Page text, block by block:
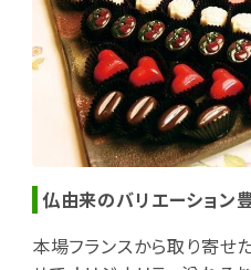
仏由来のバリエーション
本場フランスから取り寄せ